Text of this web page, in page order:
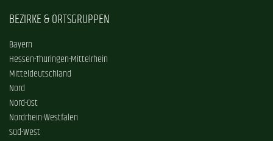
BEZIRKE & ORTSGRUPPEN
Bayern
Hessen-Thüringen-Mittelrhein
Mitteldeutschland
Nord
Nord-Ost
Nordrhein-Westfalen
Süd-West